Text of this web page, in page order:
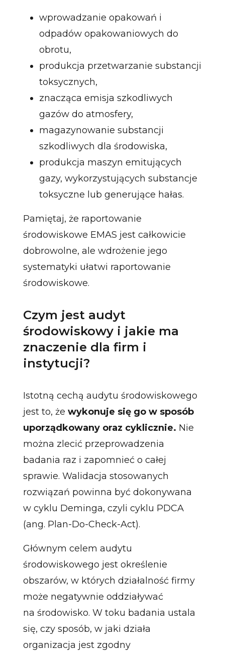
wprowadzanie opakowań i
odpadów opakowaniowych do
obrotu,
produkcja przetwarzanie substancji
toksycznych,
znacząca emisja szkodliwych
gazów do atmosfery,
magazynowanie substancji
szkodliwych dla środowiska,
produkcja maszyn emitujących
gazy, wykorzystujących substancje
toksyczne lub generujące hałas.
Pamiętaj, że raportowanie
środowiskowe EMAS jest całkowicie
dobrowolne, ale wdrożenie jego
systematyki ułatwi raportowanie
środowiskowe.
Czym jest audyt
środowiskowy i jakie ma
znaczenie dla firm i
instytucji?
Istotną cechą audytu środowiskowego
jest to, że wykonuje się go w sposób
uporządkowany oraz cyklicznie. Nie
można zlecić przeprowadzenia
badania raz i zapomnieć o całej
sprawie. Walidacja stosowanych
rozwiązań powinna być dokonywana
w cyklu Deminga, czyli cyklu PDCA
(ang. Plan-Do-Check-Act).
Głównym celem audytu
środowiskowego jest określenie
obszarów, w których działalność firmy
może negatywnie oddziaływać
na środowisko. W toku badania ustala
się, czy sposób, w jaki działa
organizacja jest zgodny